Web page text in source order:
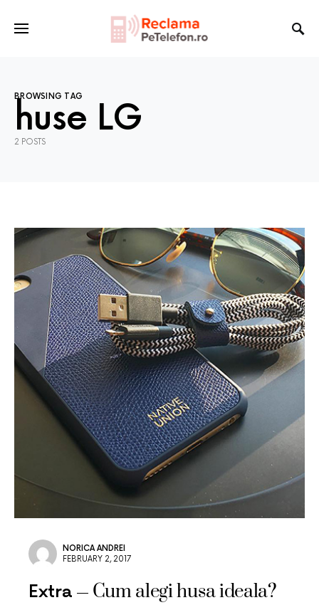
BROWSING TAG
huse LG
2 POSTS
NORICA ANDREI
FEBRUARY 2, 2017
Extra Cum alegi husa ideala?